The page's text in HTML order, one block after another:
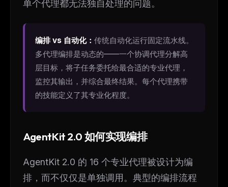
单个代理都无法独自处理的问题。
编排 vs 自动化： 传统自动化运行固定流水线。
多代理编排是动态的——一个协调代理分解高
层目标，将子任务委托给最合适的专业代理，
监控其输出，并综合最终结果。每个代理携带
的技能定义了其专业化程度。
AgentKit 2.0 如何实现编排
AgentKit 2.0 的 16 个专业代理被设计为编
排，而不仅仅是单独调用。典型的编排流程